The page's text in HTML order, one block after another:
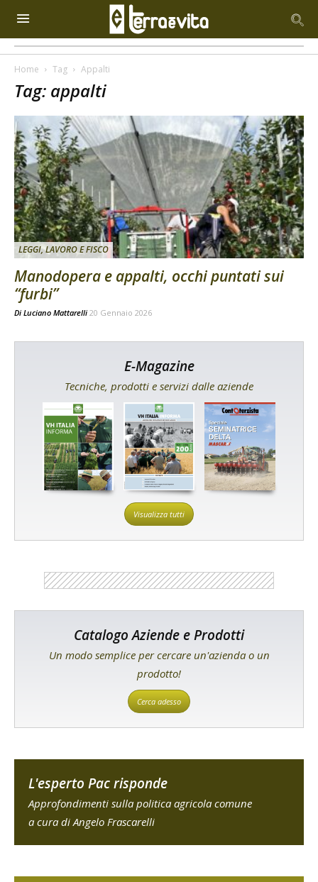
Home Tag Appalti
Tag: appalti
LEGGI, LAVORO E FISCO
Manodopera e appalti, occhi puntati sui
“furbi”
Di Luciano Mattarelli 20 Gennaio 2026
E-Magazine
Tecniche, prodotti e servizi dalle aziende
Visualizza tutti
Catalogo Aziende e Prodotti
Un modo semplice per cercare un'azienda o un
prodotto!
Cerca adesso
L'esperto Pac risponde
Approfondimenti sulla politica agricola comune
a cura di Angelo Frascarelli